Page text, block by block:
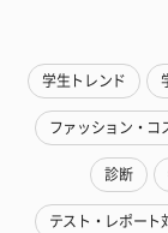
学生トレンド
ファッション・コ
診断
テスト・レポート